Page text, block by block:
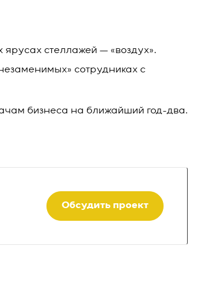
ярусах стеллажей — «воздух».
сотрудниках с
бизнеса на ближайший год-два.
Обсудить проект